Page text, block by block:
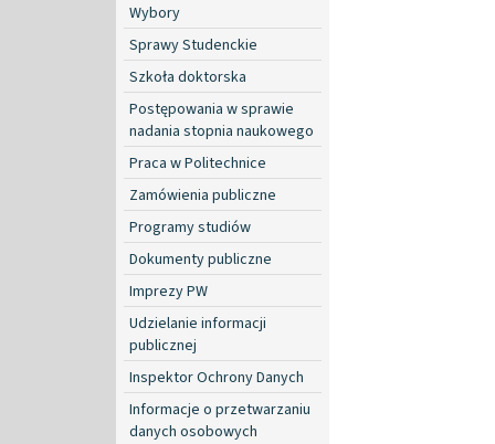
Wybory
Sprawy Studenckie
Szkoła doktorska
Postępowania w sprawie
nadania stopnia naukowego
Praca w Politechnice
Zamówienia publiczne
Programy studiów
Dokumenty publiczne
Imprezy PW
Udzielanie informacji
publicznej
Inspektor Ochrony Danych
Informacje o przetwarzaniu
danych osobowych